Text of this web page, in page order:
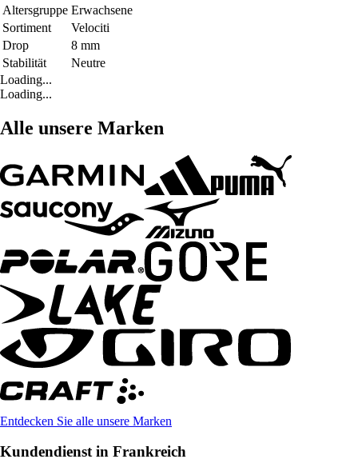
Altersgruppe Erwachsene
Sortiment
Velociti
Drop
8 mm
Stabilität
Neutre
Loading...
Loading...
Alle unsere Marken
Entdecken Sie alle unsere Marken
Kundendienst in Frankreich